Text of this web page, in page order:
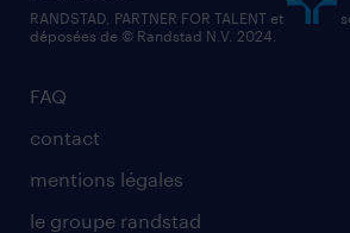
FAQ
contact
mentions légales
le groupe randstad
RANDSTAD, PARTNER FOR TALENT et
déposées de © Randstad N.V. 2024.